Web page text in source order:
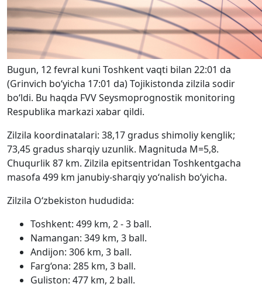
Bugun, 12 fevral kuni Toshkent vaqti bilan 22:01 da
(Grinvich bo‘yicha 17:01 da) Tojikistonda zilzila sodir
bo‘ldi. Bu haqda FVV Seysmoprognostik monitoring
Respublika markazi xabar qildi.
Zilzila koordinatalari: 38,17 gradus shimoliy kenglik;
73,45 gradus sharqiy uzunlik. Magnituda M=5,8.
Chuqurlik 87 km. Zilzila epitsentridan Toshkentgacha
masofa 499 km janubiy-sharqiy yo‘nalish bo‘yicha.
Zilzila O‘zbekiston hududida:
Toshkent: 499 km, 2 - 3 ball.
Namangan: 349 km, 3 ball.
Andijon: 306 km, 3 ball.
Farg‘ona: 285 km, 3 ball.
Guliston: 477 km, 2 ball.